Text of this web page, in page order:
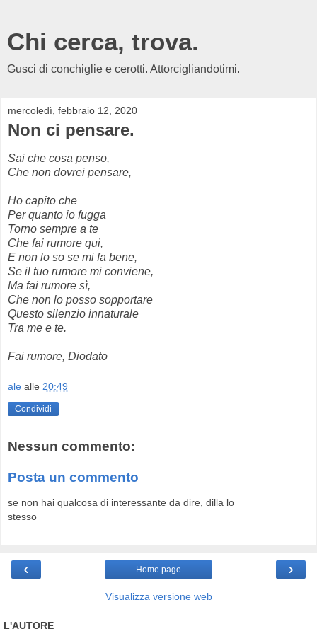
Chi cerca, trova.
Gusci di conchiglie e cerotti. Attorcigliandotimi.
mercoledì, febbraio 12, 2020
Non ci pensare.
Sai che cosa penso,
Che non dovrei pensare,
Ho capito che
Per quanto io fugga
Torno sempre a te
Che fai rumore qui,
E non lo so se mi fa bene,
Se il tuo rumore mi conviene,
Ma fai rumore sì,
Che non lo posso sopportare
Questo silenzio innaturale
Tra me e te.
Fai rumore, Diodato
ale alle 20:49
Condividi
Nessun commento:
Posta un commento
se non hai qualcosa di interessante da dire, dilla lo
stesso
‹ ›
Home page
Visualizza versione web
L'AUTORE